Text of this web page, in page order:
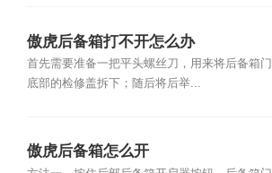
傲虎后备箱打不开怎么办
首先需要准备一把平头螺丝刀，用来将后备箱门
底部的检修盖拆下；随后将后举...
傲虎后备箱怎么开